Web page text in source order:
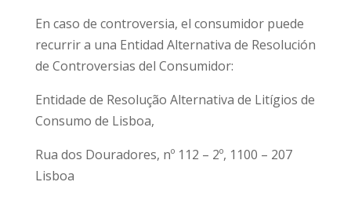
En caso de controversia, el consumidor puede
recurrir a una Entidad Alternativa de Resolución
de Controversias del Consumidor:
Entidade de Resolução Alternativa de Litígios de
Consumo de Lisboa,
Rua dos Douradores, nº 112 – 2º, 1100 – 207
Lisboa